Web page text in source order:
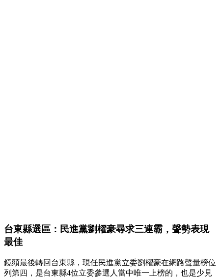
台東縣選區：民進黨劉櫂豪尋求三連霸，聲勢表現
最佳
鏡頭最後轉回台東縣，現任民進黨立委劉櫂豪在網路聲量榜位
列第四，是台東縣4位立委參選人當中唯一上榜的，也是少見